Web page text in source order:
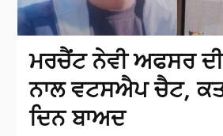
ਮਰਚੈਂਟ ਨੇਵੀ ਅਫਸਰ
ਨਾਲ ਵਟਸਐਪ ਚੈਟ,
ਦਿਨ ਬਾਅਦ